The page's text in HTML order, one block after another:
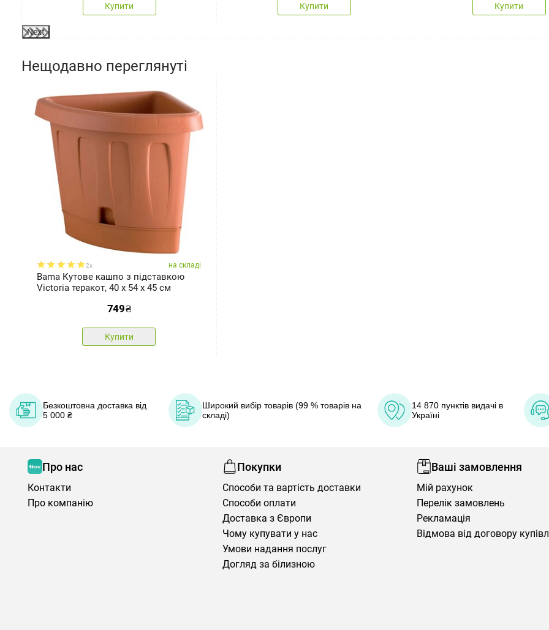
Купити Купити Купити
Next
Нещодавно переглянуті
2x на складі
Bama Кутове кашпо з підставкою
Victoria теракот, 40 x 54 x 45 см
749₴
Купити
Безкоштовна доставка від
5 000 ₴
Широкий вибір товарів (99 % товарів на
складі)
14 870 пунктів видачі в
Україні
Про нас
Контакти
Про компанію
Покупки
Способи та вартість доставки
Способи оплати
Доставка з Європи
Чому купувати у нас
Умови надання послуг
Догляд за білизною
Ваші замовлення
Мій рахунок
Перелік замовлень
Рекламація
Відмова від договору